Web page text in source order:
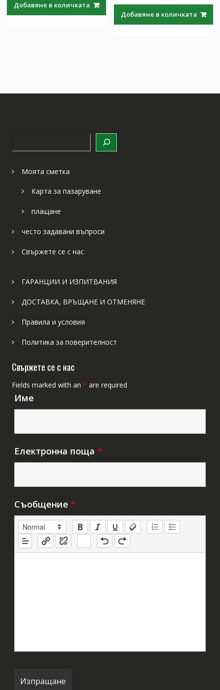
Добавяне в количката
Добавяне в количката
Моята сметка
Карта за пазаруване
плащане
често задавани въпроси
Свържете се с нас
ГАРАНЦИИ И ИЗПИТВАНИЯ
ДОСТАВКА, ВРЪЩАНЕ И ОТМЕНЯНЕ
Правила и условия
Политика за поверителност
Свържете се с нас
Fields marked with an * are required
Име
Електронна поща *
Съобщение *